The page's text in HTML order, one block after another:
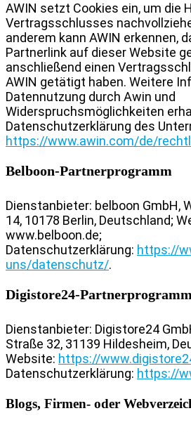
AWIN setzt Cookies ein, um die
Vertragsschlusses
anderem kann AWIN erkennen,
Partnerlink auf dieser Website
anschließend einen
AWIN getätigt haben. Weitere
Datennutzung durch Awin und
Widerspruchsmöglichkeiten
Datenschutzerklärung des
https://www.awin.com/de/
Belboon-Partnerprogramm
Dienstanbieter: belboon GmbH,
14, 10178 Berlin, Deutschland;
www.belboon.de;
Datenschutzerklärung: https://
uns/datenschutz/.
Digistore24-Partnerprogramm
Dienstanbieter: Digistore24
Straße 32, 31139 Hildesheim,
Website: https://
Datenschutzerklärung: https://
Blogs, Firmen- oder